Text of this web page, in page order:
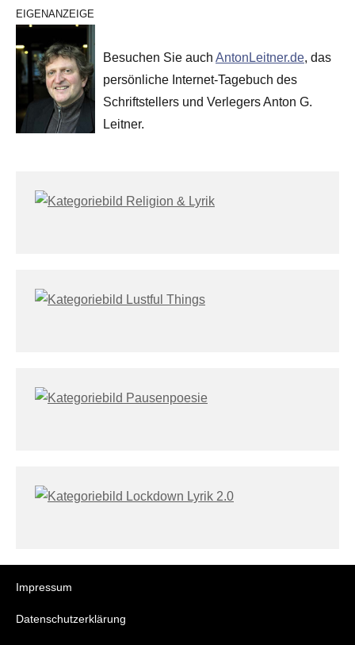
EIGENANZEIGE
Besuchen Sie auch AntonLeitner.de, das
persönliche Internet-Tagebuch des
Schriftstellers und Verlegers Anton G.
Leitner.
Impressum
Datenschutzerklärung